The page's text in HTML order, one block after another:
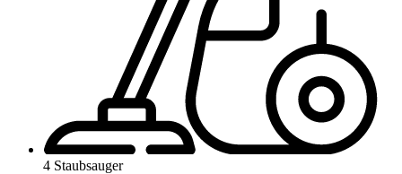
4 Staubsauger